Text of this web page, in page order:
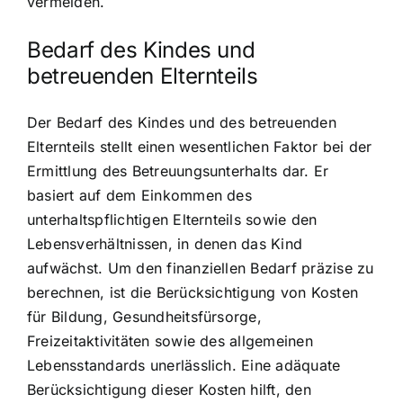
Bedarf des Kindes und
betreuenden Elternteils
Der Bedarf des Kindes und des betreuenden
Elternteils stellt einen wesentlichen Faktor bei der
Ermittlung des Betreuungsunterhalts dar. Er
basiert auf dem Einkommen des
unterhaltspflichtigen Elternteils sowie den
Lebensverhältnissen, in denen das Kind
aufwächst. Um den finanziellen Bedarf präzise zu
berechnen, ist die Berücksichtigung von Kosten
für Bildung, Gesundheitsfürsorge,
Freizeitaktivitäten sowie des allgemeinen
Lebensstandards unerlässlich. Eine adäquate
Berücksichtigung dieser Kosten hilft, den